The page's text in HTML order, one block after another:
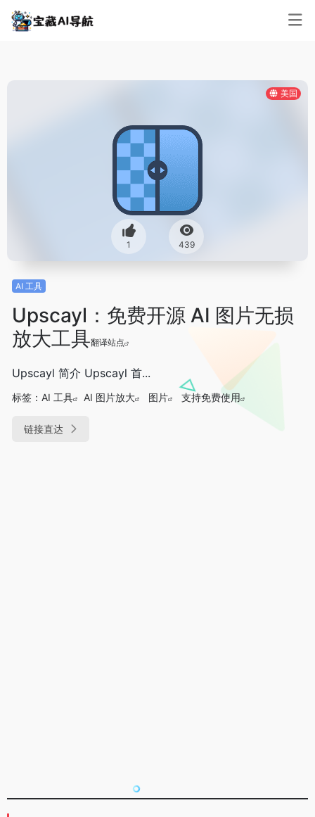
美国
1 439
AI 工具
Upscayl：免费开源 AI 图片无损
放大工具翻译站点
Upscayl 简介 Upscayl 首...
标签： AI 工具 AI 图片放大 图片 支持免费使用
链接直达